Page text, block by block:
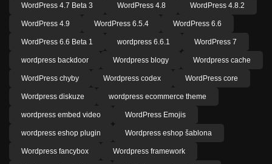
WordPress 4.7 Beta 3 WordPress 4.8 WordPress 4.8.2
WordPress 4.9 WordPress 6.5.4 WordPress 6.6
WordPress 6.6 Beta 1 wordpress 6.6.1 WordPress 7
wordpress backdoor Wordpress blogy Wordpress cache
WordPress chyby Wordpress codex WordPress core
Wordpress diskuze wordpress ecommerce theme
wordpress embed video WordPress Emojis
wordpress eshop plugin Wordpress eshop šablona
Wordpress fancybox Wordpress framework